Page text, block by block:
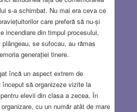
s-a schimbat. Nu mai era ceva ce
care preferă să nu-și
incendiare din timpul procesului,
se sufocau, au rămas
generației tinere.
încă un aspect extrem de
început să organizeze vizite la
elevii din clasa a zecea. În
cu un număr atât de mare